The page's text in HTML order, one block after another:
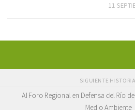
11
SIGUIENTE HISTORIA
Al Foro Regional en Defensa del Río
Medio Ambiente